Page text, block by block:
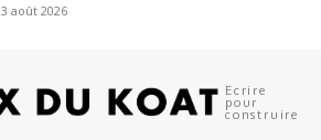
3 août 2026
Ecrire
pour
construire